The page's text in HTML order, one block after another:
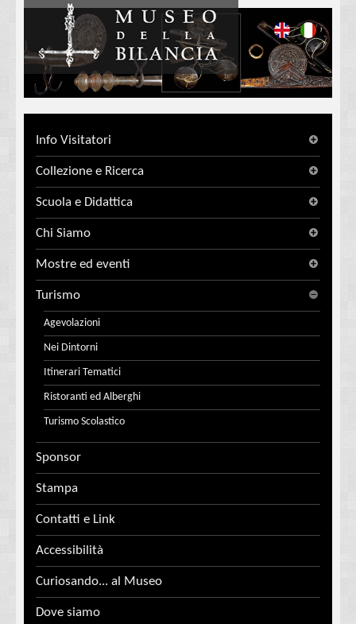
Info Visitatori
Collezione e Ricerca
Scuola e Didattica
Chi Siamo
Mostre ed eventi
Turismo
Agevolazioni
Nei Dintorni
Itinerari Tematici
Ristoranti ed Alberghi
Turismo Scolastico
Sponsor
Stampa
Contatti e Link
Accessibilità
Curiosando... al Museo
Dove siamo